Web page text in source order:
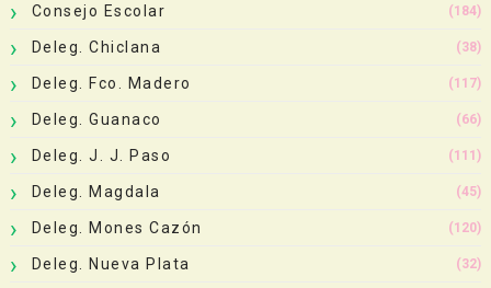
Consejo Escolar (184)
Deleg. Chiclana (38)
Deleg. Fco. Madero (117)
Deleg. Guanaco (66)
Deleg. J. J. Paso (111)
Deleg. Magdala (45)
Deleg. Mones Cazón (120)
Deleg. Nueva Plata (32)